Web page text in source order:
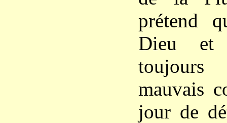
prétend
Dieu et
mauvais
jour de